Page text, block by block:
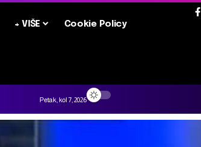
+ VIŠE Cookie Policy
Petak, kol 7, 2026